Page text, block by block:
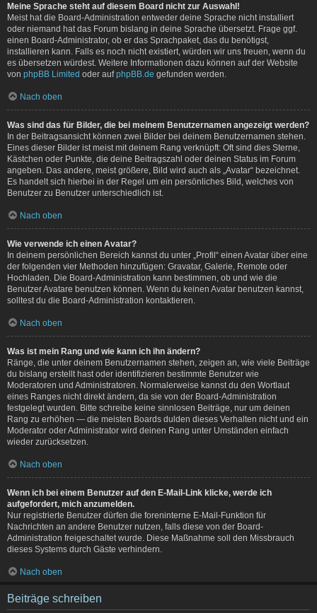
Meine Sprache steht auf diesem Board nicht zur Auswahl!
Meist hat die Board-Administration entweder deine Sprache nicht installiert
oder niemand hat das Forum bislang in deine Sprache übersetzt. Frage ggf.
einen Board-Administrator, ob er das Sprachpaket, das du benötigst,
installieren kann. Falls es noch nicht existiert, würden wir uns freuen, wenn du
es übersetzen würdest. Weitere Informationen dazu können auf der Website
von phpBB Limited oder aufphpBB.de gefunden werden.
Nach oben
Was sind das für Bilder, die bei meinem Benutzernamen angezeigt werden?
In der Beitragsansicht können zwei Bilder bei deinem Benutzernamen stehen.
Eines dieser Bilder ist meist mit deinem Rang verknüpft: Oft sind dies Sterne,
Kästchen oder Punkte, die deine Beitragszahl oder deinen Status im Forum
angeben. Das andere, meist größere, Bild wird auch als „Avatar“ bezeichnet.
Es handelt sich hierbei in der Regel um ein persönliches Bild, welches von
Benutzer zu Benutzer unterschiedlich ist.
Nach oben
Wie verwende ich einen Avatar?
In deinem persönlichen Bereich kannst du unter „Profil“ einen Avatar über eine
der folgenden vier Methoden hinzufügen: Gravatar, Galerie, Remote oder
Hochladen. Die Board-Administration kann bestimmen, ob und wie die
Benutzer Avatare benutzen können. Wenn du keinen Avatar benutzen kannst,
solltest du die Board-Administration kontaktieren.
Nach oben
Was ist mein Rang und wie kann ich ihn ändern?
Ränge, die unter deinem Benutzernamen stehen, zeigen an, wie viele Beiträge
du bislang erstellt hast oder identifizieren bestimmte Benutzer wie
Moderatoren und Administratoren. Normalerweise kannst du den Wortlaut
eines Ranges nicht direkt ändern, da sie von der Board-Administration
festgelegt wurden. Bitte schreibe keine sinnlosen Beiträge, nur um deinen
Rang zu erhöhen — die meisten Boards dulden dieses Verhalten nicht und ein
Moderator oder Administrator wird deinen Rang unter Umständen einfach
wieder zurücksetzen.
Nach oben
Wenn ich bei einem Benutzer auf den E-Mail-Link klicke, werde ich
aufgefordert, mich anzumelden.
Nur registrierte Benutzer dürfen die foreninterne E-Mail-Funktion für
Nachrichten an andere Benutzer nutzen, falls diese von der Board-
Administration freigeschaltet wurde. Diese Maßnahme soll den Missbrauch
dieses Systems durch Gäste verhindern.
Nach oben
Beiträge schreiben